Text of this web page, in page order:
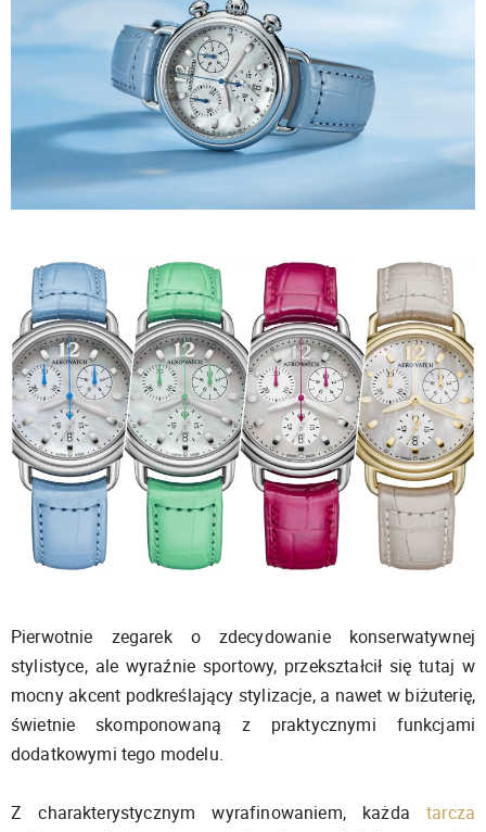
Pierwotnie zegarek o zdecydowanie konserwatywnej
stylistyce, ale wyraźnie sportowy, przekształcił się tutaj w
mocny akcent podkreślający stylizacje, a nawet w biżuterię,
świetnie skomponowaną z praktycznymi funkcjami
dodatkowymi tego modelu.
Z charakterystycznym wyrafinowaniem, każdatarcza